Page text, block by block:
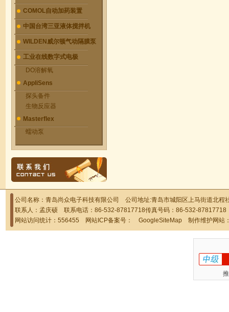
COMOL自动加药装置
中国台湾三亚液体搅拌机
WILDEN威尔顿气动隔膜泵
工业在线数字式电极
DO溶解氧
AppliSens
探头备件
生物反应器
Masterflex
蠕动泵
公司名称：青岛尚众电子科技有限公司 公司地址:青岛市城阳区上马街道北
联系人：孟庆硕 联系电话：86-532-87817718传真号码：86-532-
网站访问统计：556455 网站ICP备案号： GoogleSiteMap 制作维护网站